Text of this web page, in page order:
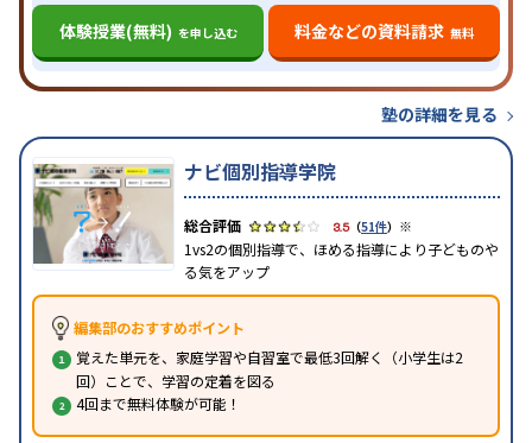
体験授業(無料) を申し込む 料金などの資料請求 無料
塾の詳細を見る
ナビ個別指導学院
3.5（51件） ※
1vs2の個別指導で、ほめる指導により子どものや
る気をアップ
編集部のおすすめポイント
覚えた単元を、家庭学習や自習室で最低3回解く（小学生は2
回）ことで、学習の定着を図る
4回まで無料体験が可能！